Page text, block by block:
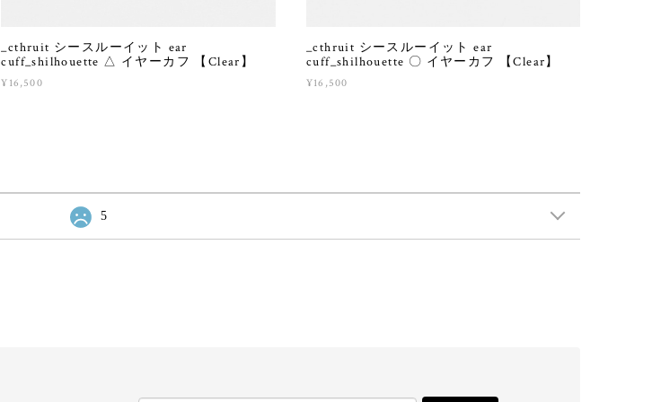
_cthruit シースルーイット ear
cuff_shilhouette △ イヤーカフ 【Clear】
¥16,500
_cthruit シースルーイット ear
cuff_shilhouette 〇 イヤーカフ 【Clear】
¥16,500
5